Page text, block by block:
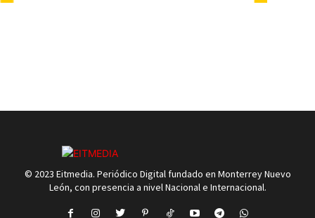
© 2023 Eitmedia. Periódico Digital fundado en Monterrey Nuevo
León, con presencia a nivel Nacional e Internacional.